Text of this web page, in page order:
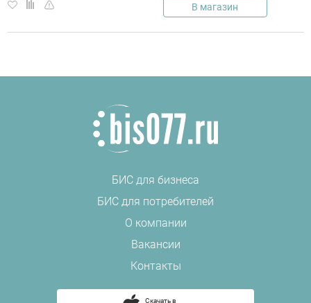
В магазин
БИС для бизнеса
БИС для потребителей
О компании
Вакансии
Контакты
Скачать в